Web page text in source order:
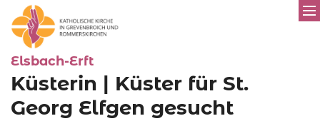
Elsbach-Erft:
Küsterin | Küster für St.
Georg Elfgen gesucht